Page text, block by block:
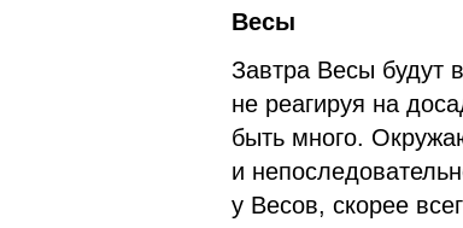
Весы
Завтра Весы будут
не реагируя на
быть много.
и
у Весов, скорее